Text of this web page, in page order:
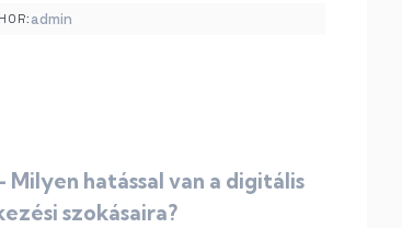
admin
Milyen hatással van a digitális
szokásaira?